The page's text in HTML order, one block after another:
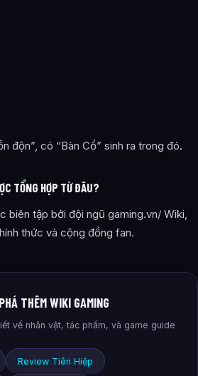
độn”, có “Bàn Cổ” sinh ra trong đó.
TỔNG HỢP TỪ ĐÂU?
biên tập bởi đội ngũ gaming.vn/ Wiki,
thức và cộng đồng fan.
THÊM WIKI GAMING
về nhân vật, tác phẩm, và game guide
Review Tiên Hiệp